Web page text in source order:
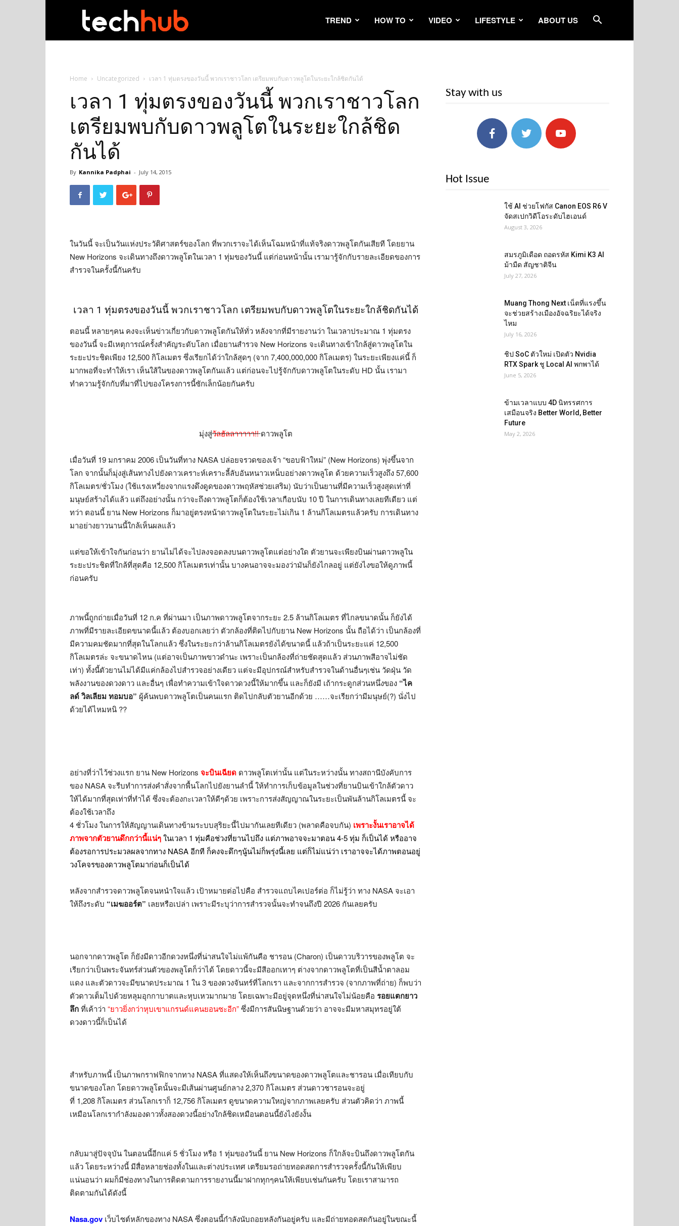
TREND HOW TO VIDEO LIFESTYLE ABOUT US
Home Uncategorized เวลา 1 ทุ่มตรงของวันนี้ พวกเราชาวโลก เตรียมพบกับดาวพลูโตในระยะใกล้ชิดกันได้
เวลา 1 ทุ่มตรงของวันนี้ พวกเราชาวโลก
เตรียมพบกับดาวพลูโตในระยะใกล้ชิด
กันได้
By Kannika Padphai - July 14, 2015
ในวันนี้ จะเป็นวันแห่งประวัติศาสตร์ของโลก ที่พวกเราจะได้เห็นโฉมหน้าที่แท้จริงดาวพลูโตกันเสียที โดยยาน
New Horizons จะเดินทางถึงดาวพลูโตในเวลา 1 ทุ่มของวันนี้ แต่ก่อนหน้านั้น เรามารู้จักกับรายละเอียดของการ
สำรวจในครั้งนี้กันครับ
เวลา 1 ทุ่มตรงของวันนี้ พวกเราชาวโลก เตรียมพบกับดาวพลูโตในระยะใกล้ชิดกันได้
ตอนนี้ หลายๆคน คงจะเห็นข่าวเกี่ยวกับดาวพลูโตกันให้ทั่ว หลังจากที่มีรายงานว่า ในเวลาประมาณ 1 ทุ่มตรง
ของวันนี้ จะมีเหตุการณ์ครั้งสำคัญระดับโลก เมื่อยานสำรวจ New Horizons จะเดินทางเข้าใกล้สู่ดาวพลูโตใน
ระยะประชิดเพียง 12,500 กิโลเมตร ซึ่งเรียกได้ว่าใกล้สุดๆ (จาก 7,400,000,000 กิโลเมตร) ในระยะเพียงแค่นี้ ก็
มากพอที่จะทำให้เรา เห็นใส้ในของดาวพลูโตกันแล้ว แต่ก่อนจะไปรู้จักกับดาวพลูโตในระดับ HD นั้น เรามา
ทำความรู้จักกับที่มาที่ไปของโครงการนี้ซักเล็กน้อยกันครับ
มุ่งสู่วัลฮัลลาาาาา!!ดาวพลูโต
เมื่อวันที่ 19 มกราคม 2006 เป็นวันที่ทาง NASA ปล่อยจรวดของเจ้า “ขอบฟ้าใหม่” (New Horizons) พุ่งขึ้นจาก
โลก จากนั้นก็มุ่งสู่เส้นทางไปยังดาวเคราะห์เคราะลี้ลับอันหนาวเหน็บอย่างดาวพลูโต ด้วยความเร็วสูงถึง 57,600
กิโลเมตร/ชั่วโมง (ใช้แรงเหวี่ยงจากแรงดึงดูดของดาวพฤหัสช่วยเสริม) นับว่าเป็นยานที่มีความเร็วสูงสุดเท่าที่
มนุษย์สร้างได้แล้ว แต่ถึงอย่างนั้น กว่าจะถึงดาวพลูโตก็ต้องใช้เวลาเกือบนับ 10 ปี ในการเดินทางเลยทีเดียว แต่
ทว่า ตอนนี้ ยาน New Horizons ก็มาอยู่ตรงหน้าดาวพลูโตในระยะไม่เกิน 1 ล้านกิโลเมตรแล้วครับ การเดินทาง
มาอย่างยาวนานนี้ใกล้เห็นผลแล้ว
แต่ขอให้เข้าใจกันก่อนว่า ยานไม่ได้จะไปลงจอดลงบนดาวพลูโตแต่อย่างใด ตัวยานจะเพียงบินผ่านดาวพลูใน
ระยะประชิดที่ใกล้ที่สุดคือ 12,500 กิโลเมตรเท่านั้น บางคนอาจจะมองว่ามันก็ยังไกลอยู่ แต่ยังไงขอให้ดูภาพนี้
ก่อนครับ
ภาพนี้ถูกถ่ายเมื่อวันที่ 12 ก.ค ที่ผ่านมา เป็นภาพดาวพลูโตจากระยะ 2.5 ล้านกิโลเมตร ที่ไกลขนาดนั้น ก็ยังได้
ภาพที่มีรายละเอียดขนาดนี้แล้ว ต้องบอกเลยว่า ตัวกล้องที่ติดไปกับยาน New Horizons นั้น ถือได้ว่า เป็นกล้องที่
มีความคมชัดมากที่สุดในโลกแล้ว ซึ่งในระยะกว่าล้านกิโลเมตรยังได้ขนาดนี้ แล้วถ้าเป็นระยะแค่ 12,500
กิโลเมตรล่ะ จะขนาดไหน (แต่อาจเป็นภาพขาวดำนะ เพราะเป็นกล้องที่ถ่ายชัดสุดแล้ว ส่วนภาพสีอาจไม่ชัด
เท่า) ทั้งนี้ตัวยานไม่ได้มีแค่กล้องไปสำรวจอย่างเดียว แต่จะมีอุปกรณ์สำหรับสำรวจในด้านอื่นๆเช่น วัดฝุ่น วัด
พลังงานของดวงดาว และอื่นๆ เพื่อทำความเข้าใจดาวดวงนี้ให้มากขึ้น และก็ยังมี เถ้ากระดูกส่วนหนึ่งของ “ไค
ลด์ วิลเลียม ทอมบอ” ผู้ค้นพบดาวพลูโตเป็นคนแรก ติดไปกลับตัวยานอีกด้วย ……จะเรียกว่ามีมนุษย์(?) นั่งไป
ด้วยได้ไหมหนิ ??
อย่างที่ว่าไว้ช่วงแรก ยาน New Horizons จะบินเฉียด ดาวพลูโตเท่านั้น แต่ในระหว่างนั้น ทางสถานีบังคับการ
ของ NASA จะรีบทำการส่งคำสั่งจากพื้นโลกไปยังยานลำนี้ ให้ทำการเก็บข้อมูลในช่วงที่ยานบินเข้าใกล้ตัวดาว
ให้ได้มากที่สุดเท่าที่ทำได้ ซึ่งจะต้องกะเวลาให้ดีๆด้วย เพราะการส่งสัญญาณในระยะเป็นพันล้านกิโลเมตรนี้ จะ
ต้องใช้เวลาถึง
4 ชั่วโมง ในการให้สัญญานเดินทางข้ามระบบสุริยะนี้ไปมากันเลยทีเดียว (พลาดคือจบกัน) เพราะงั้นเราอาจได้
ภาพจากตัวยานดึกกว่านี้แน่ๆในเวลา 1 ทุ่มคือช่วงที่ยานไปถึง แต่ภาพอาจจะมาตอน 4-5 ทุ่ม ก็เป็นได้ หรืออาจ
ต้องรอการประมวลผลจากทาง NASA อีกที ก็คงจะดึกๆนู้นไม่ก็พรุ่งนี้เลย แต่ก็ไม่แน่ว่า เราอาจจะได้ภาพตอนอยู่
วงโคจรของดาวพลูโตมาก่อนก็เป็นได้
หลังจากสำรวจดาวพลูโตจนหนำใจแล้ว เป้าหมายต่อไปคือ สำรวจแถบไคเปอร์ต่อ ก็ไม่รู้ว่า ทาง NASA จะเอา
ให้ถึงระดับ “เมฆออร์ต” เลยหรือเปล่า เพราะมีระบุว่าการสำรวจนั้นจะทำจนถึงปี 2026 กันเลยครับ
นอกจากดาวพลูโต ก็ยังมีดาวอีกดวงหนึ่งที่น่าสนใจไม่แพ้กันคือ ชารอน (Charon) เป็นดาวบริวารของพลูโต จะ
เรียกว่าเป็นพระจันทร์ส่วนตัวของพลูโตก็ว่าได้ โดยดาวนี้จะมีสีออกเทาๆ ต่างจากดาวพลูโตที่เป็นสีน้ำตาลอม
แดง และตัวดาวจะมีขนาดประมาณ 1 ใน 3 ของดวงจันทร์ที่โลกเรา และจากการสำรวจ (จากภาพที่ถ่าย) ก็พบว่า
ตัวดาวเต็มไปด้วยหลุมอุกกาบาตและหุบเหวมากมาย โดยเฉพาะมีอยู่จุดหนึ่งที่น่าสนใจไม่น้อยคือ รอยแตกยาว
ลึกที่เค้าว่า “ยาวยิ่งกว่าหุบเขาแกรนด์แคนยอนซะอีก”ซึ่งมีการสันนิษฐานด้วยว่า อาจจะมีมหาสมุทรอยู่ใต้
ดวงดาวนี้ก็เป็นได้
สำหรับภาพนี้ เป็นภาพกราฟฟิกจากทาง NASA ที่แสดงให้เห็นถึงขนาดของดาวพลูโตและชารอน เมื่อเทียบกับ
ขนาดของโลก โดยดาวพลูโตนั้นจะมีเส้นผ่านศูนย์กลาง 2,370 กิโลเมตร ส่วนดาวชารอนจะอยู่
ที่ 1,208 กิโลเมตร ส่วนโลกเราก็ 12,756 กิโลเมตร ดูขนาดความใหญ่จากภาพเลยครับ ส่วนตัวคิดว่า ภาพนี้
เหมือนโลกเรากำลังมองดาวทั้งสองดวงนี้อย่างใกล้ชิดเหมือนตอนนี้ยังไงยังงั้น
กลับมาสู่ปัจจุบัน ในตอนนี้อีกแค่ 5 ชั่วโมง หรือ 1 ทุ่มของวันนี้ ยาน New Horizons ก็ใกล้จะบินถึงดาวพลูโตกัน
แล้ว โดยระหว่างนี้ มีสื่อหลายช่องทั้งในและต่างประเทศ เตรียมรอถ่ายทอดสดการสำรวจครั้งนี้กันให้เพียบ
แน่นอนว่า ผมก็มีช่องทางในการติดตามการรายงานนี้มาฝากทุกๆคนให้เพียบเช่นกันครับ โดยเราสามารถ
ติดตามกันได้ดังนี้
Nasa.gov เว็บไซต์หลักของทาง NASA ซึ่งตอนนี้กำลังนับถอยหลังกันอยู่ครับ และมีถ่ายทอดสดกันอยู่ในขณะนี้
Stay with us
Hot Issue
ใช้ AI ช่วยโฟกัส Canon EOS R6 V
จัดสเปกวิดีโอระดับไฮเอนด์
August 3, 2026
สมรภูมิเดือด ถอดรหัส Kimi K3 AI
ม้ามืด สัญชาติจีน
July 27, 2026
Muang Thong Next เน็ตที่แรงขึ้น
จะช่วยสร้างเมืองอัจฉริยะได้จริง
ไหม
July 16, 2026
ชิป SoC ตัวใหม่ เปิดตัว Nvidia
RTX Spark ชู Local AI พกพาได้
June 5, 2026
ข้ามเวลาแบบ 4D นิทรรศการ
เสมือนจริง Better World, Better
Future
May 2, 2026